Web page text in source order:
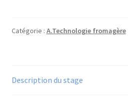
fromagères
2026
Catégorie : A.Technologie fromagère
Description du stage